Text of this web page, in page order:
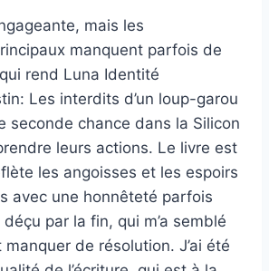
mais les
manquent parfois de
rend Luna Identité
Les interdits d’un loup-garou
seconde chance dans la Silicon
leurs actions. Le livre est
les angoisses et les espoirs
avec une honnêteté parfois
déçu par la fin, qui m’a semblé
de résolution. J’ai été